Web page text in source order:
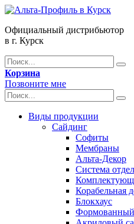
Официальный дистрибьютор
в г. Курск
Корзина
Позвоните мне
Виды продукции
Сайдинг
Софиты
Мембраны
Альта-Декор
Система
Корабельная
Блокхаус